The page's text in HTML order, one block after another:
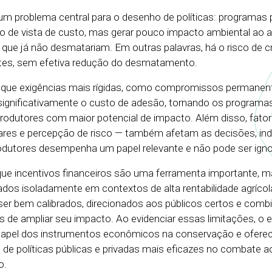
problema central para o desenho de políticas: programas
de vista de custo, mas gerar pouco impacto ambiental ao
já não desmatariam. Em outras palavras, há o risco de
sem efetiva redução do desmatamento.
exigências mais rígidas, como compromissos
o custo de adesão, tornando os
com maior potencial de impacto. Além disso,
e percepção de risco — também afetam as decisões,
desempenha um papel relevante e não pode ser
incentivos financeiros são uma ferramenta importante,
isoladamente em contextos de alta rentabilidade
bem calibrados, direcionados aos públicos certos e
de ampliar seu impacto. Ao evidenciar essas limitações, o
dos instrumentos econômicos na conservação e
políticas públicas e privadas mais eficazes no combate